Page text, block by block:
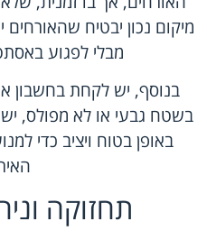
מיקום נכון יבטיח
מבלי לפגוע
בנוסף, יש לקחת בחשבון
בשטח גבעי או לא מפולס,
באופן בטוח ויציב כדי
תחזוקה